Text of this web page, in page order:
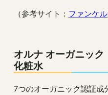
（参考サイト： ファンケル
オルナ オーガニッ
化粧水
7つのオーガニック認証成